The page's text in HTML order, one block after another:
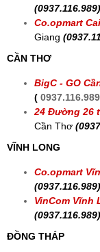
(0937.116.989)
Co.opmart
Giang
CẦN THƠ
BigC - GO
(
24 Đường 26
Cần Thơ
VĨNH LONG
Co.opmart
(0937.116.989)
VinCom Vĩnh
(0937.116.989)
ĐỒNG THÁP